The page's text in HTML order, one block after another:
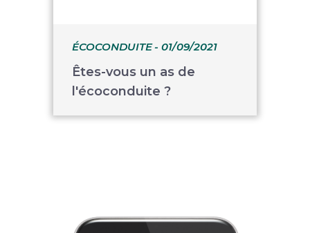
ÉCOCONDUITE- 01/09/2021
Êtes-vous un as de
l'écoconduite ?